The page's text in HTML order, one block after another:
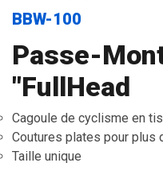
BBW-100
Passe-
"FullHead
Cagoule de cyclisme en
Coutures plates pour plus
Taille unique